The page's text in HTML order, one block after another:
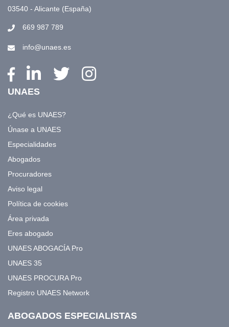
03540 - Alicante (España)
669 987 789
info@unaes.es
UNAES
¿Qué es UNAES?
Únase a UNAES
Especialidades
Abogados
Procuradores
Aviso legal
Política de cookies
Área privada
Eres abogado
UNAES ABOGACÍA Pro
UNAES 35
UNAES PROCURA Pro
Registro UNAES Network
ABOGADOS ESPECIALISTAS